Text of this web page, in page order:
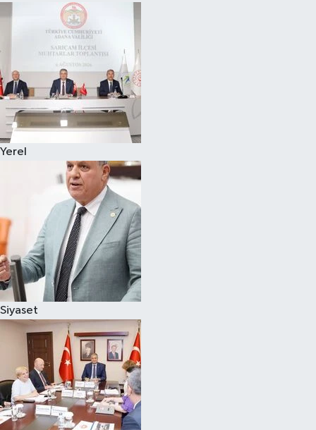
Yerel
Siyaset